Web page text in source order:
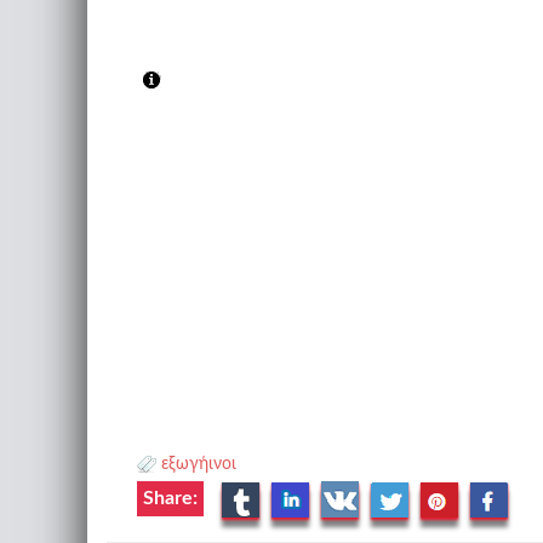
εξωγήινοι
Share: